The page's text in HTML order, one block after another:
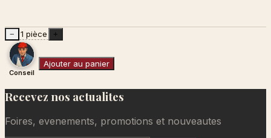
Ajouté au panier
− 1 pièce +
Conseil
Ajouter au panier
Recevez nos actualites
Foires, evenements, promotions et nouveautes